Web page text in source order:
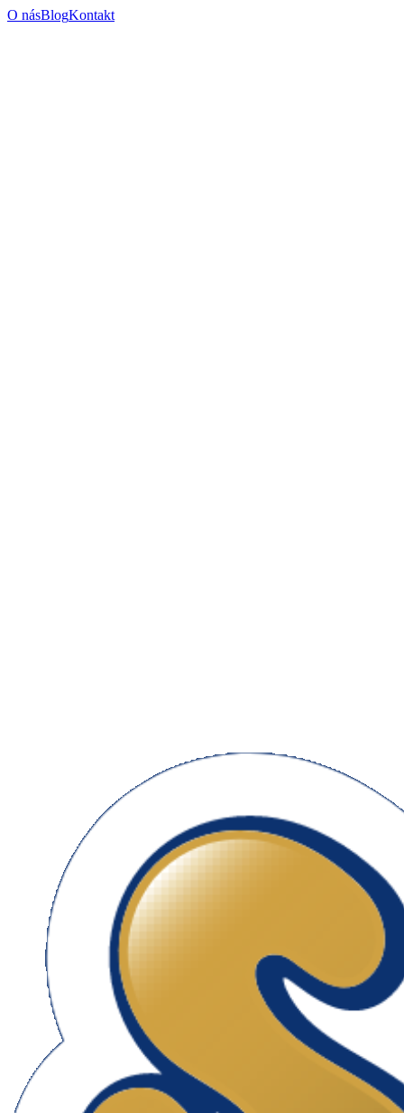
O násBlogKontakt